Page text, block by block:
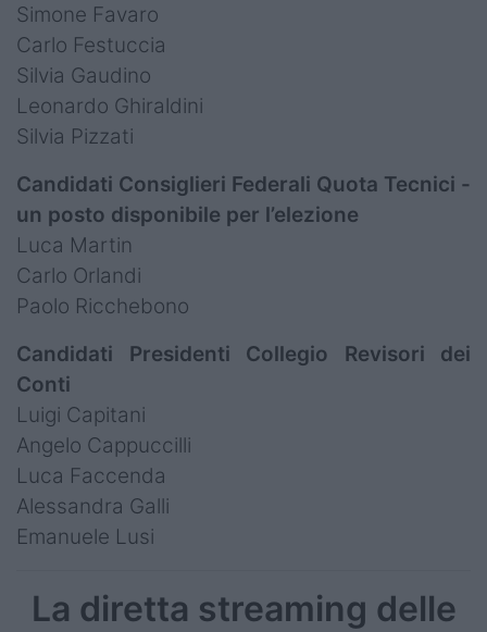
Simone Favaro
Carlo Festuccia
Silvia Gaudino
Leonardo Ghiraldini
Silvia Pizzati
Candidati Consiglieri Federali Quota Tecnici -
un posto disponibile per l’elezione
Luca Martin
Carlo Orlandi
Paolo Ricchebono
Candidati Presidenti Collegio Revisori dei
Conti
Luigi Capitani
Angelo Cappuccilli
Luca Faccenda
Alessandra Galli
Emanuele Lusi
La diretta streaming delle